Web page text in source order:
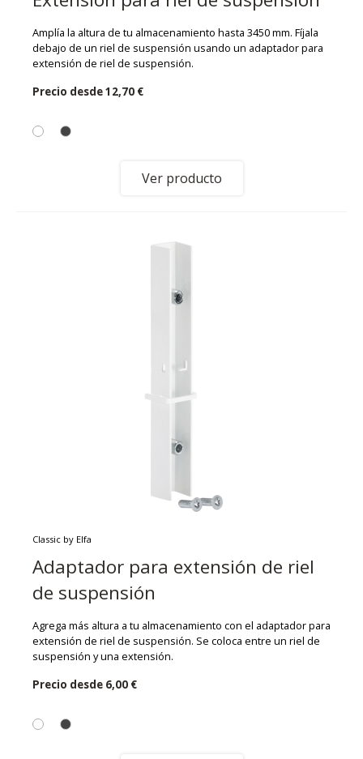
Amplía la altura de tu almacenamiento hasta 3450 mm. Fíjala
debajo de un riel de suspensión usando un adaptador para
extensión de riel de suspensión.
Precio desde12,70 €
Ver producto
Classic by Elfa
Adaptador para extensión de riel
de suspensión
Agrega más altura a tu almacenamiento con el adaptador para
extensión de riel de suspensión. Se coloca entre un riel de
suspensión y una extensión.
Precio desde 6,00 €